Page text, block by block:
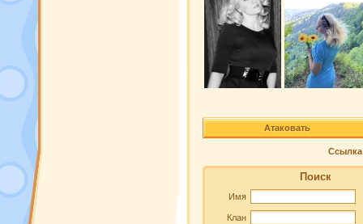
Атаковать
Ссылка
Поиск
Имя
Клан